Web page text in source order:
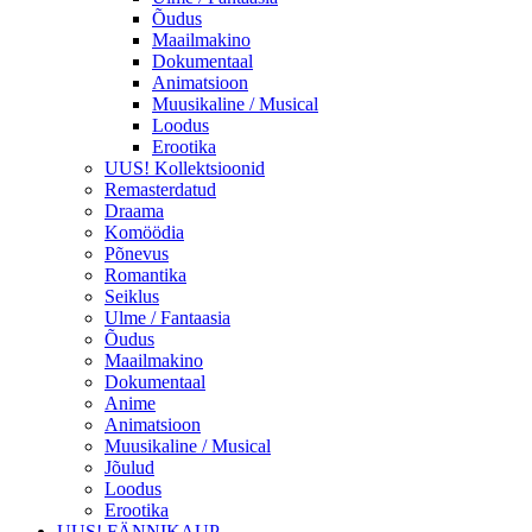
Õudus
Maailmakino
Dokumentaal
Animatsioon
Muusikaline / Musical
Loodus
Erootika
UUS! Kollektsioonid
Remasterdatud
Draama
Komöödia
Põnevus
Romantika
Seiklus
Ulme / Fantaasia
Õudus
Maailmakino
Dokumentaal
Anime
Animatsioon
Muusikaline / Musical
Jõulud
Loodus
Erootika